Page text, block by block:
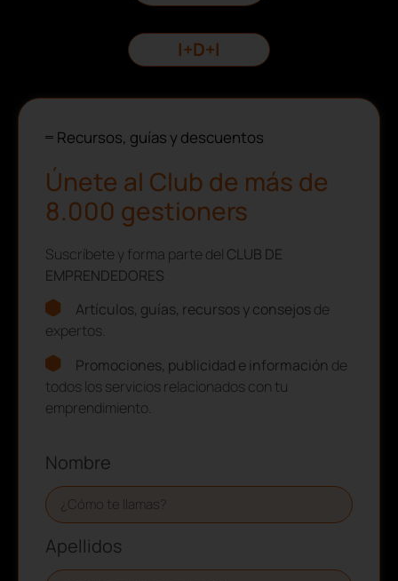
I+D+I
Recursos, guías y descuentos
Únete al Club de más de
8.000 gestioners
Suscríbete y forma parte del CLUB DE
EMPRENDEDORES
Artículos, guías, recursos y consejosde
expertos.
Promociones, publicidad e información de
todos los servicios relacionados con tu
emprendimiento.
Nombre
Apellidos